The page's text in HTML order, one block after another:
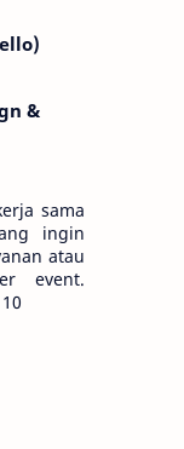
&
sama
ingin
atau
event.